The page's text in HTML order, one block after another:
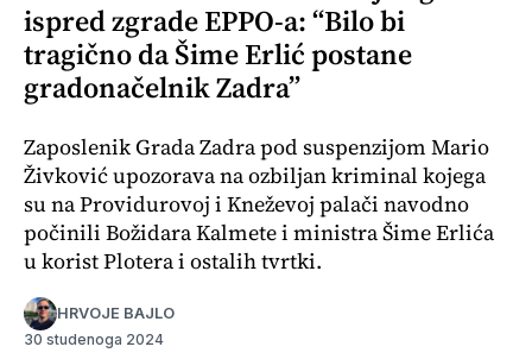
ispred zgrade EPPO-a: “Bilo bi
tragično da Šime Erlić postane
gradonačelnik Zadra”
Zaposlenik Grada Zadra pod suspenzijom Mario
Živković upozorava na ozbiljan kriminal kojega
su na Providurovoj i Kneževoj palači navodno
počinili Božidara Kalmete i ministra Šime Erlića
u korist Plotera i ostalih tvrtki.
HRVOJE BAJLO
30 studenoga 2024